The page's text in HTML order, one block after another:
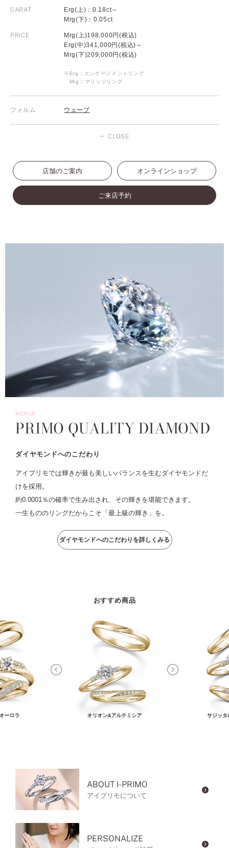
CARAT
Erg(上)：0.18ct～
Mrg(下)：0.05ct
PRICE
Mrg(上)198,000円(税込)
Erg(中)341,000円(税込)～
Mrg(下)209,000円(税込)
※Erg：エンゲージメントリング
Mrg：マリッジリング
フォルム ウェーブ
CLOSE
店舗のご案内 オンラインショップ
ご来店予約
PICKUP
PRIMO QUALITY DIAMOND
ダイヤモンドへのこだわり
アイプリモでは輝きが最も美しいバランスを生むダイヤモンドだ
けを採用。
約0.0001％の確率で生み出され、その輝きを堪能できます。
一生もののリングだからこそ「最上級の輝き」を。
ダイヤモンドへのこだわりを詳しくみる
おすすめ商品
ーロラ オリオン&アルテミシア サジッタ
ABOUT I-PRIMO
アイプリモについて
PERSONALIZE